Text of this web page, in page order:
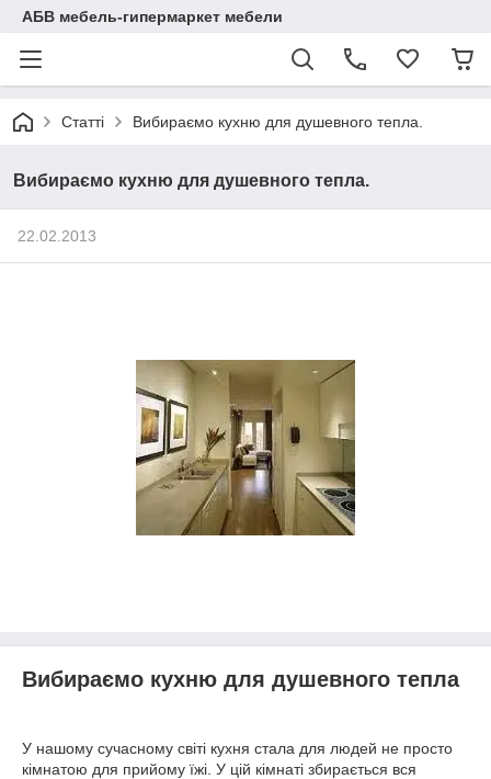
АБВ мебель-гипермаркет мебели
Статті Вибираємо кухню для душевного тепла.
Вибираємо кухню для душевного тепла.
22.02.2013
Вибираємо кухню для душевного тепла
У нашому сучасному світі кухня стала для людей не просто
кімнатою для прийому їжі. У цій кімнаті збирається вся